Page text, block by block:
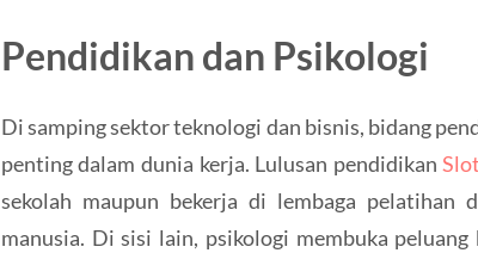
Pendidikan dan Psikologi
Di samping sektor teknologi dan bisnis, bidang
penting dalam dunia kerja. Lulusan pendidikan
sekolah maupun bekerja di lembaga pelatihan
manusia. Di sisi lain, psikologi membuka